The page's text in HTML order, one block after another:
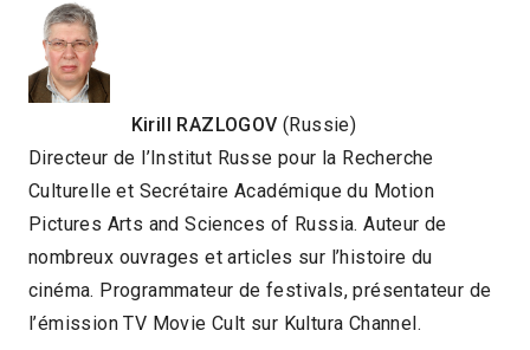
Kirill RAZLOGOV (Russie)
Directeur de l’Institut Russe pour la Recherche
Culturelle et Secrétaire Académique du Motion
Pictures Arts and Sciences of Russia. Auteur de
nombreux ouvrages et articles sur l’histoire du
cinéma. Programmateur de festivals, présentateur de
l’émission TV Movie Cult sur Kultura Channel.